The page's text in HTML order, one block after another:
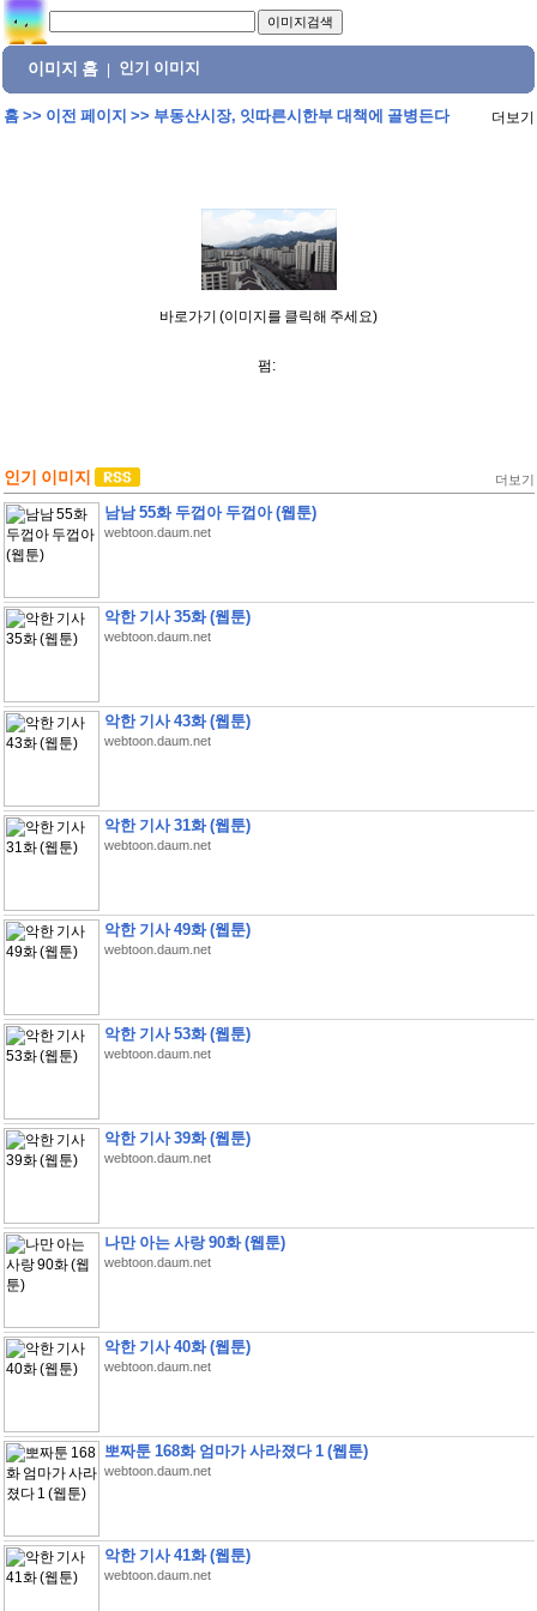
이미지 홈 인기 이미지
홈>> 이전 페이지 >> 부동산시장, 잇따른시한부 대책에 골병든다 더보기
바로가기 (이미지를 클릭해 주세요)
펌:
인기 이미지 더보기
남남 55화 두껍아 두껍아 (웹툰)
webtoon.daum.net
악한 기사 35화 (웹툰)
webtoon.daum.net
악한 기사 43화 (웹툰)
webtoon.daum.net
악한 기사 31화 (웹툰)
webtoon.daum.net
악한 기사 49화 (웹툰)
webtoon.daum.net
악한 기사 53화 (웹툰)
webtoon.daum.net
악한 기사 39화 (웹툰)
webtoon.daum.net
나만 아는 사랑 90화 (웹툰)
webtoon.daum.net
악한 기사 40화 (웹툰)
webtoon.daum.net
뽀짜툰 168화 엄마가 사라졌다 1 (웹툰)
webtoon.daum.net
악한 기사 41화 (웹툰)
webtoon.daum.net